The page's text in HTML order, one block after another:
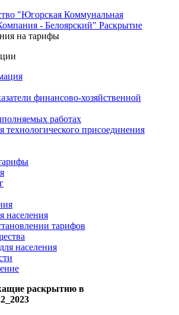
"Югорская Коммунальная
- Белоярский" Раскрытие
на тарифы
финансово-хозяйственной
работах
технологического присоединения
населения
тарифов
населения
раскрытию в